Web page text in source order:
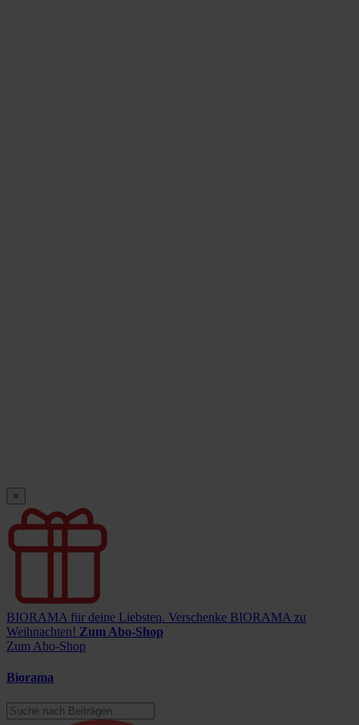
×
BIORAMA für deine Liebsten. Verschenke BIORAMA zu
Weihnachten! Zum Abo-Shop
Zum Abo-Shop
Biorama